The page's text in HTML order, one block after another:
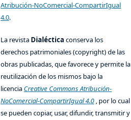
Atribución-NoComercial-CompartirIgual
4.0.
La revista Dialécticaconserva los
derechos patrimoniales (copyright) de las
obras publicadas, que favorece y permite la
reutilización de los mismos bajo la
licencia Creative Commons Atribución-
NoComercial-CompartirIgual 4.0 , por lo cual
se pueden copiar, usar, difundir, transmitir y